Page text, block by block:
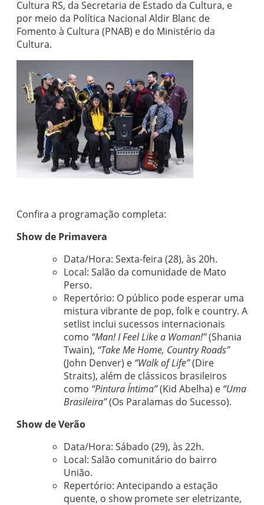
Cultura RS, da Secretaria de Estado da Cultura, e
por meio da Política Nacional Aldir Blanc de
Fomento à Cultura (PNAB) e do Ministério da
Cultura.
Confira a programação completa:
Show de Primavera
Data/Hora: Sexta-feira (28), às 20h.
Local: Salão da comunidade de Mato
Perso.
Repertório: O público pode esperar uma
mistura vibrante de pop, folk e country. A
setlist inclui sucessos internacionais
como “Man! I Feel Like a Woman!”(Shania
Twain), “Take Me Home, Country Roads”
(John Denver) e “Walk of Life”(Dire
Straits), além de clássicos brasileiros
como “Pintura Íntima”(Kid Abelha) e “Uma
Brasileira”(Os Paralamas do Sucesso).
Show de Verão
Data/Hora: Sábado (29), às 22h.
Local: Salão comunitário do bairro
União.
Repertório: Antecipando a estação
quente, o show promete ser eletrizante,